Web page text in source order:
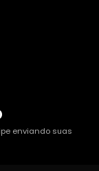
enviando suas